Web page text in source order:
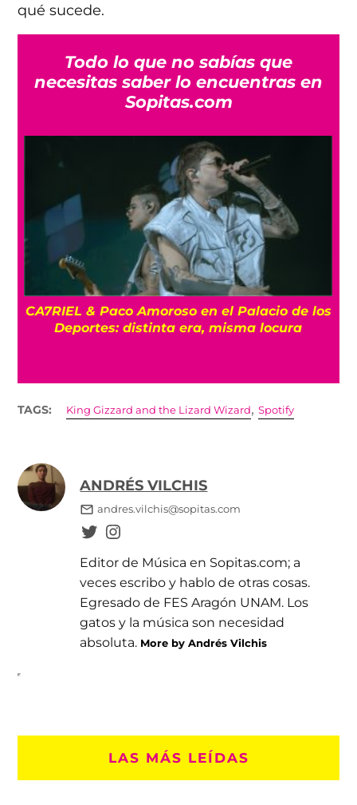
qué sucede.
Todo lo que no sabías que
necesitas saber lo encuentras en
Sopitas.com
ENTREVISTA La despedida de Big Big Love:
Un último show en la Ciudad de México
TAGS: King Gizzard and the Lizard Wizard,Spotify
ANDRÉS VILCHIS
andres.vilchis@sopitas.com
Editor de Música en Sopitas.com; a
veces escribo y hablo de otras cosas.
Egresado de FES Aragón UNAM. Los
gatos y la música son necesidad
absoluta. More by Andrés Vilchis
LAS MÁS LEÍDAS